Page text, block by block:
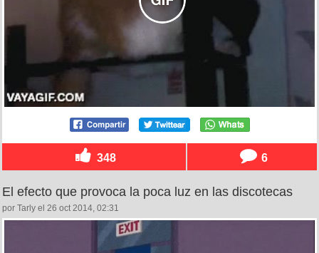
348 6
El efecto que provoca la poca luz en las discotecas
por Tarly el 26 oct 2014, 02:31